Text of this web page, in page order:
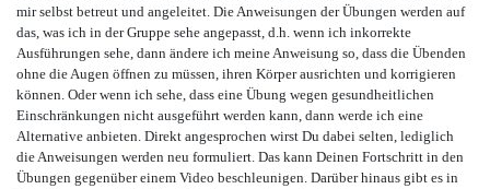
mir selbst betreut und angeleitet. Die Anweisungen der Übungen werden auf
das, was ich in der Gruppe sehe angepasst, d.h. wenn ich inkorrekte
Ausführungen sehe, dann ändere ich meine Anweisung so, dass die Übenden
ohne die Augen öffnen zu müssen, ihren Körper ausrichten und korrigieren
können. Oder wenn ich sehe, dass eine Übung wegen gesundheitlichen
Einschränkungen nicht ausgeführt werden kann, dann werde ich eine
Alternative anbieten. Direkt angesprochen wirst Du dabei selten, lediglich
die Anweisungen werden neu formuliert. Das kann Deinen Fortschritt in den
Übungen gegenüber einem Video beschleunigen. Darüber hinaus gibt es in